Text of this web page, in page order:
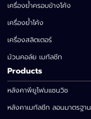
เครื่องย้ำครอบข้างโค้ง
เครื่องย้ำโค้ง
เครื่องสลิตเตอร์
ม้วนคอล์ย เมทัลชีท
Products
หลังคาพียูโฟมแซนวิช
หลังคาเมทัลชีท ลอนมาตรฐาน